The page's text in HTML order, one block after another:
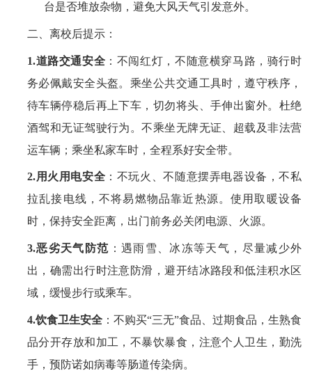
台是否堆放杂物，避免大风天气引发意外。
二、离校后提示：
1.道路交通安全 ： 不闯红灯，不随意横穿马路，骑行时
务必佩戴安全头盔。乘坐公共交通工具时，遵守秩序，
待车辆停稳后再上下车，切勿将头、手伸出窗外。杜绝
酒驾和无证驾驶行为。不乘坐无牌无证、超载及非法营
运车辆；乘坐私家车时，全程系好安全带。
2.用火用电安全 ：不玩火、不随意摆弄电器设备，不私
拉乱接电线，不将易燃物品靠近热源。使用取暖设备
时，保持安全距离，出门前务必关闭电源、火源。
3.恶劣天气防范 ：遇雨雪、冰冻等天气，尽量减少外
出，确需出行时注意防滑，避开结冰路段和低洼积水区
域，缓慢步行或乘车。
4.饮食卫生安全 ：不购买“三无”食品、过期食品，生熟食
品分开存放和加工，不暴饮暴食，注意个人卫生，勤洗
手，预防诺如病毒等肠道传染病。